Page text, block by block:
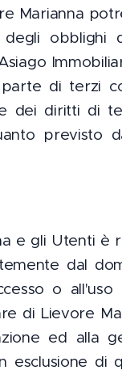
Marianna
obblighi
parte di terzi
dei diritti di
previsto
e gli Utenti è
dal
o
di Lievore
ed alla
esclusione di